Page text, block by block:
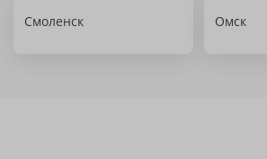
Смоленск Омск